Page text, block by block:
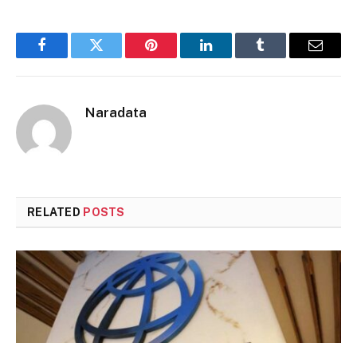
FacebookTwitter Pinterest LinkedInTumblr Email
Naradata
RELATED POSTS